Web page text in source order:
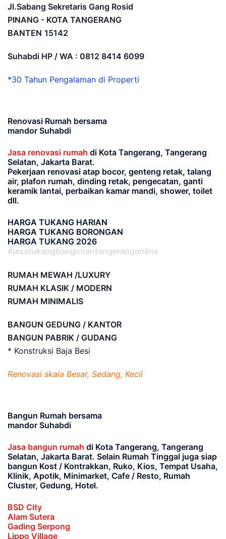
Jl.Sabang Sekretaris Gang Rosid
PINANG - KOTA TANGERANG
BANTEN 15142
Suhabdi HP / WA : 0812 8414 6099
*30 Tahun Pengalaman di Properti
Renovasi Rumah bersama
mandor Suhabdi
Jasa renovasi rumah di Kota Tangerang, Tangerang
Selatan, Jakarta Barat.
Pekerjaan renovasi atap bocor, genteng retak, talang
air, plafon rumah, dinding retak, pengecatan, ganti
keramik lantai, perbaikan kamar mandi, shower, toilet
dll.
HARGA TUKANG HARIAN
HARGA TUKANG BORONGAN
HARGA TUKANG 2026
#jasatukangbangunantangerangonline
RUMAH MEWAH /LUXURY
RUMAH KLASIK / MODERN
RUMAH MINIMALIS
BANGUN GEDUNG / KANTOR
BANGUN PABRIK / GUDANG
* Konstruksi Baja Besi
Renovasi skala Besar, Sedang, Kecil
Bangun Rumah bersama
mandor Suhabdi
Jasa bangun rumah di Kota Tangerang, Tangerang
Selatan, Jakarta Barat. Selain Rumah Tinggal juga siap
bangun Kost / Kontrakkan, Ruko, Kios, Tempat Usaha,
Klinik, Apotik, Minimarket, Cafe / Resto, Rumah
Cluster, Gedung, Hotel.
BSD City
Alam Sutera
Gading Serpong
Lippo Village